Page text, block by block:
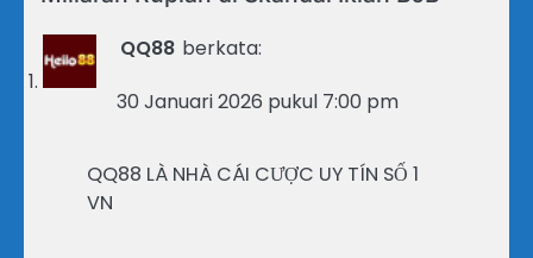
QQ88 berkata:
30 Januari 2026 pukul 7:00 pm
QQ88 LÀ NHÀ CÁI CƯỢC UY TÍN SỐ 1
VN